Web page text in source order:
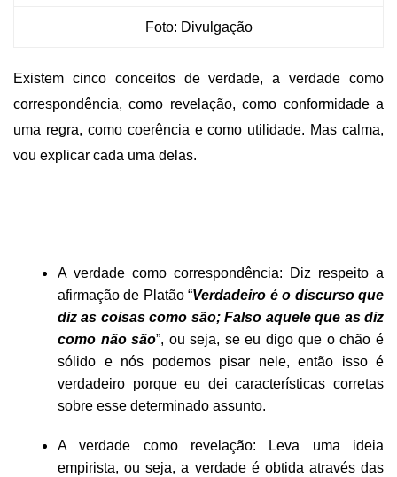
Foto: Divulgação
Existem cinco conceitos de verdade, a verdade como
correspondência, como revelação, como conformidade a
uma regra, como coerência e como utilidade. Mas calma,
vou explicar cada uma delas.
A verdade como correspondência: Diz respeito a
afirmação de Platão “Verdadeiro é o discurso que
diz as coisas como são; Falso aquele que as diz
como não são”, ou seja, se eu digo que o chão é
sólido e nós podemos pisar nele, então isso é
verdadeiro porque eu dei características corretas
sobre esse determinado assunto.
A verdade como revelação: Leva uma ideia
empirista, ou seja, a verdade é obtida através das